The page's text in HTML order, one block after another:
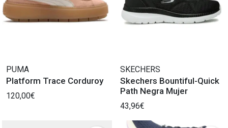
PUMA
Platform Trace Corduroy
120,00€
SKECHERS
Skechers Bountiful-Quick
Path Negra Mujer
43,96€